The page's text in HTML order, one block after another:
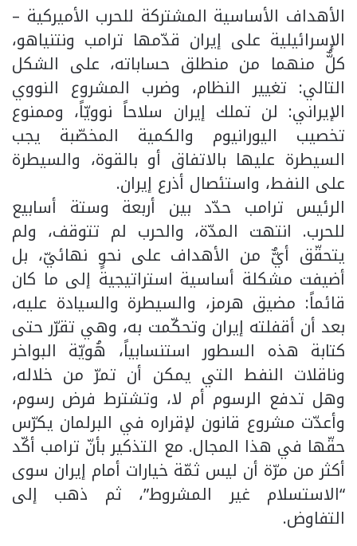
الأهداف الأساسية المشتركة للحرب الأميركية –
الإسرائيلية على إيران قدّمها ترامب ونتنياهو،
كلٌّ منهما من منطلق حساباته، على الشكل
التالي: تغيير النظام، وضرب المشروع النووي
الإيراني: لن تملك إيران سلاحاً نوويّاً، وممنوع
تخصيب اليورانيوم والكمية المخصّبة يجب
السيطرة عليها بالاتفاق أو بالقوة، والسيطرة
على النفط، واستئصال أذرع إيران.
الرئيس ترامب حدّد بين أربعة وستة أسابيع
للحرب. انتهت المدّة، والحرب لم تتوقف، ولم
يتحقّق أيٌّ من الأهداف على نحوٍ نهائيّ، بل
أضيفت مشكلة أساسية استراتيجية إلى ما كان
قائماً: مضيق هرمز، والسيطرة والسيادة عليه،
بعد أن أقفلته إيران وتحكّمت به، وهي تقرّر حتى
كتابة هذه السطور استنسابياً، هُويّة البواخر
وناقلات النفط التي يمكن أن تمرّ من خلاله،
وهل تدفع الرسوم أم لا، وتشترط فرض رسوم،
وأعدّت مشروع قانون لإقراره في البرلمان يكرّس
حقّها في هذا المجال. مع التذكير بأنّ ترامب أكّد
أكثر من مرّة أن ليس ثمّة خيارات أمام إيران سوى
“الاستسلام غير المشروط”، ثم ذهب إلى
التفاوض.